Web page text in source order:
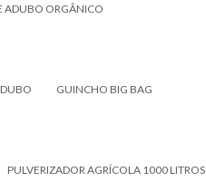
ADUBO ORGÂNICO
GUINCHO BIG BAG
PULVERIZADOR AGRÍCOLA 1000 LITROS